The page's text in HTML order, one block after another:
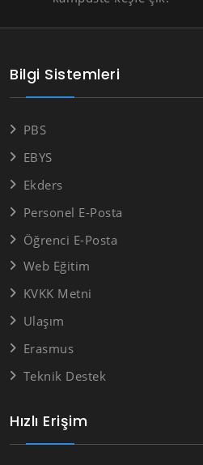
Hızlı Erişim
Bilgi Sistemleri
PBS
EBYS
Ekders
Personel E-Posta
Öğrenci E-Posta
Web Eğitim
KVKK Metni
Ulaşım
Erasmus
Teknik Destek